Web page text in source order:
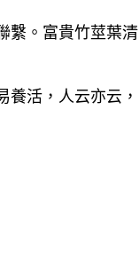
繫。富貴竹莖葉清
活，人云亦云，